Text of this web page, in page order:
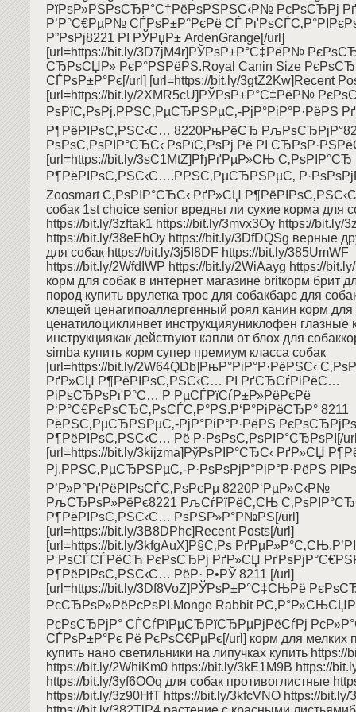
РїРѕР»РЅРѕСЂР°С†РёРѕРЅРЅС‹Р№ РєРѕСЂРј
Р’Р°С€РµР№ СЃРѕР±Р°РєРё СЃ
Р”РѕРј8221 РІ РЎРџР± ArdenGrange[/url]
[url=https://bit.ly/3D7jM4r]РЎРѕР±Р°С‡РёР№
СЂРѕСЏР» РєР°РЅРёРЅ.Royal Canin Size
СЃРѕР±Р°Рє[/url] [url=https://bit.ly/3gtZ2Kw]Recent
[url=https://bit.ly/2XMR5cU]РЎРѕР±Р°С‡РёР№
РѕРїС‚РѕРј.РРЅС‚РµСЂРЅРµС‚-РјР°РіР°Р·РёРЅ
Р¶РёРІРѕС‚РЅС‹С… 8220РњРёСЂ
РѕРѕС‚РѕРІР°СЂС‹ РѕРїС‚РѕРј Рё РІ
[url=https://bit.ly/3sC1MtZ]РђРґРµР»СЊ
Р¶РёРІРѕС‚РЅС‹С….РРЅС‚РµСЂРЅРµС‚
Zoosmart С‚РѕРІР°СЂС‹ РґР»СЏ
собак 1st choice senior вредны ли сухие корма для
https://bit.ly/3zftak1 https://bit.ly/3mvx3Oy https://bit.ly/
https://bit.ly/38eEhOy https://bit.ly/3DfDQSg верные
для собак https://bit.ly/3j5I8DF https://bit.ly/385UmWF
https://bit.ly/2WfdIWP https://bit.ly/2WiAayg https://
корм для собак в интернет магазине britкорм брит
пород купить врулетка трос для собакбарс для
клещей ценагипоаллергенный роял канин корм для
ценатилоциклинвет инструкцияуниклофен глазные
инструкциякак действуют капли от блох для
simba купить корм супер премиум класса собак
[url=https://bit.ly/2W64QDb]РњР°РіР°Р·РёРЅС‹
РґР»СЏ Р¶РёРІРѕС‚РЅС‹С… РІ РґСЂСѓРіРёС…
РіРѕСЂРѕРґР°С… Р РµСЃРїСѓР±Р»РёРєРё
Р‘Р°С€РєРѕСЂС‚РѕСЃС‚Р°РЅ.Р‘Р°РіРёСЂР° 8211
РёРЅС‚РµСЂРЅРµС‚-РјР°РіР°Р·РёРЅ
Р¶РёРІРѕС‚РЅС‹С… Рё Р·РѕРѕС‚РѕРІР°СЂРѕРІ[/
[url=https://bit.ly/3kijzma]РўРѕРІР°СЂС‹ РґР»СЏ
Рј.РРЅС‚РµСЂРЅРµС‚-Р·РѕРѕРјР°РіР°Р·РёРЅ РІРѕ
Р’Р»Р°РґРёРІРѕСЃС‚РѕРєРµ 8220Р‘РµР»С‹Р№
РљСЂРѕР»РёРє8221 РљСѓРїРёС‚СЊ
Р¶РёРІРѕС‚РЅС‹С… РѕРЅР»Р°Р№РЅ[/url]
[url=https://bit.ly/3B8DPhc]Recent Posts[/url]
[url=https://bit.ly/3kfgAuX]Р§С‚Рѕ
Р РѕСЃСЃРёСЋ РєРѕСЂРј РґР»СЏ
Р¶РёРІРѕС‚РЅС‹С… РёР· Р•РЎ 8211 [/url]
[url=https://bit.ly/3Df8VoZ]РЎРѕР±Р°С‡СЊРё
РєСЂРѕР»РёРєРѕРІ.Monge Rabbit
РєРѕСЂРјР° СЃСѓРїРµСЂРїСЂРµРјРёСѓРј
СЃРѕР±Р°Рє Рё РєРѕС€РµРє[/url] корм для мелких
купить нано светильники на липучках купить https://
https://bit.ly/2WhiKm0 https://bit.ly/3kE1M9B https://
https://bit.ly/3yf6OOq для собак противоглистные
https://bit.ly/3z90HfT https://bit.ly/3kfcVNO https://bit.ly/